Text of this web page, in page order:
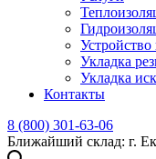
Укладка
Укладка
Контакты
8 (800) 301-63-06
Ближайший склад: г.